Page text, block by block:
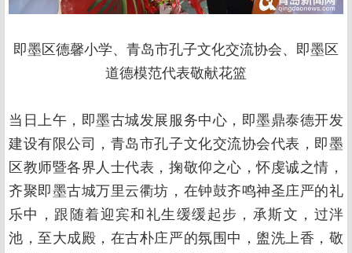
即墨区德馨小学、青岛市孔子文化交流协会、即墨区
道德模范代表敬献花篮
当日上午，即墨古城发展服务中心，即墨鼎泰德开发
建设有限公司，青岛市孔子文化交流协会代表，即墨
区教师暨各界人士代表，掬敬仰之心，怀虔诚之情，
齐聚即墨古城万里云衢坊，在钟鼓齐鸣神圣庄严的礼
乐中，跟随着迎宾和礼生缓缓起步，承斯文，过泮
池，至大成殿，在古朴庄严的氛围中，盥洗上香，敬